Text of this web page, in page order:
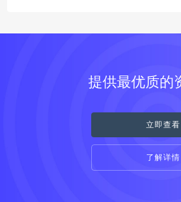
提供最优质的
立即查看
了解详情